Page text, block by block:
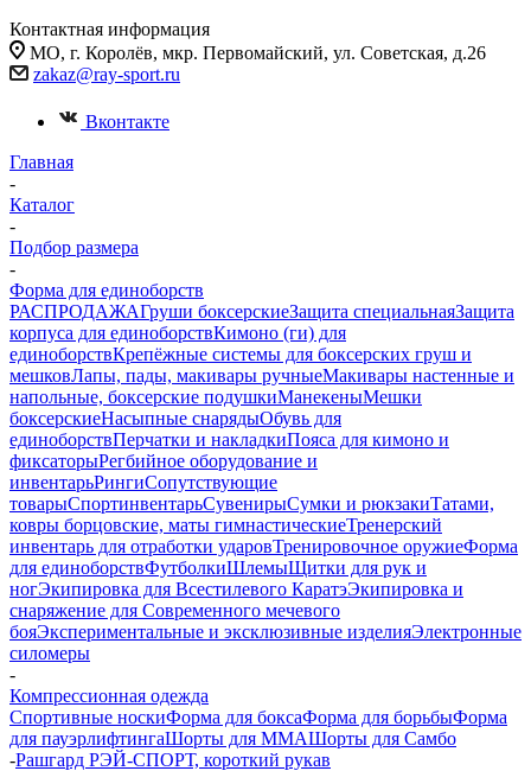
Контактная информация
МО, г. Королёв, мкр. Первомайский, ул. Советская, д.26
zakaz@ray-sport.ru
Вконтакте
Главная
-
Каталог
-
Подбор размерa
-
Форма для единоборств
РАСПРОДАЖАГруши боксерскиеЗащита специальнаяЗащита
корпуса для единоборствКимоно (ги) для
единоборствКрепёжные системы для боксерских груш и
мешковЛапы, пады, макивары ручныеМакивары настенные и
напольные, боксерские подушкиМанекеныМешки
боксерскиеНасыпные снарядыОбувь для
единоборствПерчатки и накладкиПояса для кимоно и
фиксаторыРегбийное оборудование и
инвентарьРингиСопутствующие
товарыСпортинвентарьСувенирыСумки и рюкзакиТатами,
ковры борцовские, маты гимнастическиеТренерский
инвентарь для отработки ударовТренировочное оружиеФорма
для единоборствФутболкиШлемыЩитки для рук и
ногЭкипировка для Всестилевого КаратэЭкипировка и
снаряжение для Современного мечевого
бояЭкспериментальные и эксклюзивные изделияЭлектронные
силомеры
-
Компрессионная одежда
Спортивные носкиФорма для боксаФорма для борьбыФорма
для пауэрлифтингаШорты для ММАШорты для Самбо
-Рашгард РЭЙ-СПОРТ, короткий рукав